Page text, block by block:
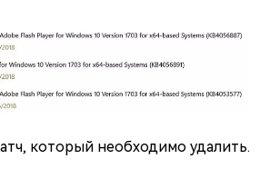
который необходимо удалить.